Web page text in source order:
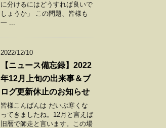
に分けるにはどうすれば良いで
しょうか」 この問題、皆様も
一 ...
2022/12/10
【ニュース備忘録】2022
年12月上旬の出来事＆ブ
ログ更新休止のお知らせ
皆様こんばんは だいぶ寒くな
ってきましたね。12月と言えば
旧暦で師走と言います。この場